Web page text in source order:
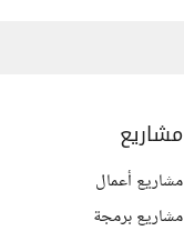
مشاريع
مشاريع أعمال
مشاريع برمجة